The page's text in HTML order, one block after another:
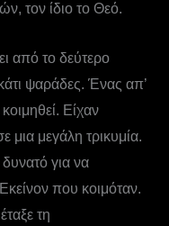
τον ίδιο το Θεό.
από το δεύτερο
ψαράδες. Ένας απ’
Είχαν
μια μεγάλη τρικυμία.
για να
που κοιμόταν.
τη